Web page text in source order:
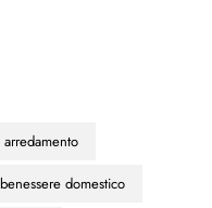
arredamento
benessere domestico